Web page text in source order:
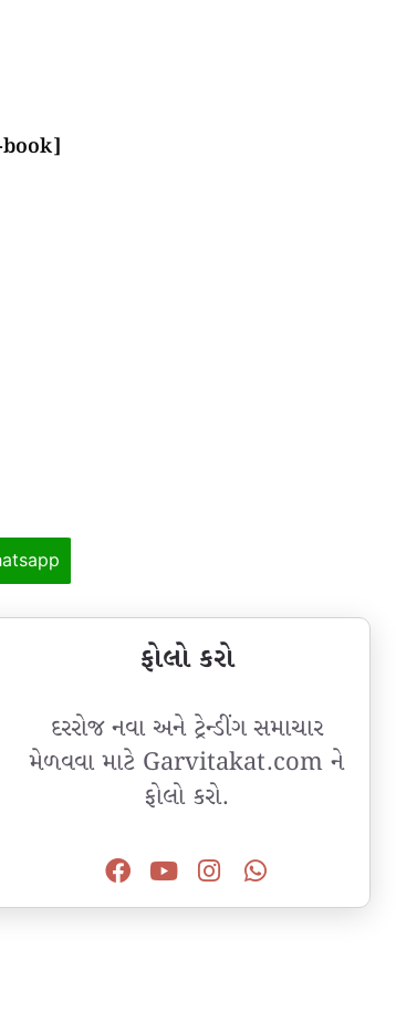
ફોલો કરો
દરરોજ નવા અને ટ્રેન્ડીંગ સમાચાર
મેળવવા માટે Garvitakat.com ને
ફોલો કરો.